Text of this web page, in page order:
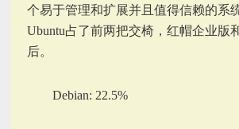
个易于管理和扩展并且值得信赖的系
Ubuntu占了前两把交椅，红帽企业版
后。
Debian: 22.5%